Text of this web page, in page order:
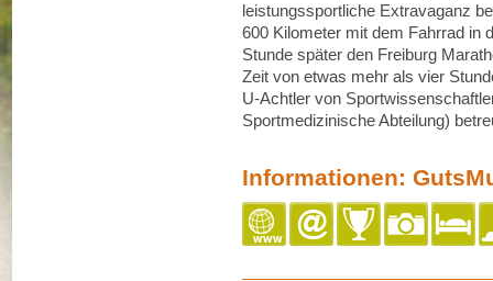
leistungssportliche Extravaganz
600 Kilometer mit dem Fahrrad in
Stunde später den Freiburg
Zeit von etwas mehr als vier
U-Achtler von
Sportmedizinische Abteilung)
Informationen: